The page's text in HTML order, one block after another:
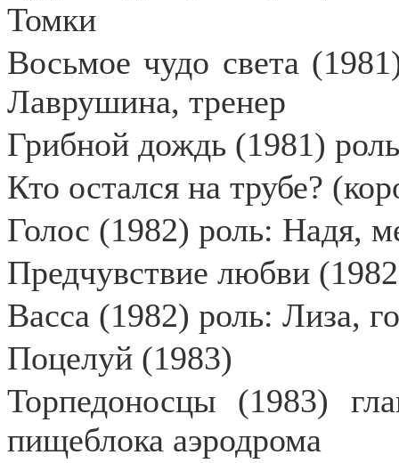
Томки
Восьмое чудо света
Лаврушина, тренер
Грибной дождь (1981)
Кто остался на трубе?
Голос (1982) роль: Надя,
Предчувствие любви
Васса (1982) роль: Лиза,
Поцелуй (1983)
Торпедоносцы (1983)
пищеблока аэродрома